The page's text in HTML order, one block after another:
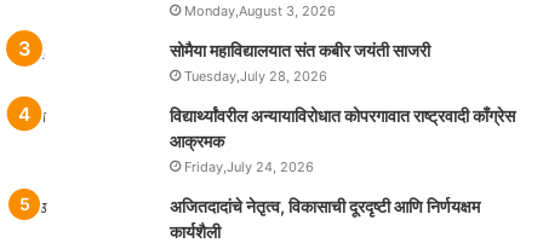
Monday,August 3, 2026
सोमैया महाविद्यालयात संत कबीर जयंती साजरी
Tuesday,July 28, 2026
विद्यार्थ्यांवरील अन्यायाविरोधात कोपरगावात राष्ट्रवादी काँग्रेस
आक्रमक
Friday,July 24, 2026
अजितदादांचे नेतृत्व, विकासाची दूरदृष्टी आणि निर्णयक्षम
कार्यशैली